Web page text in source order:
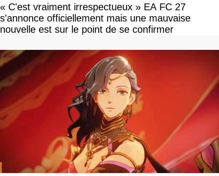
« C'est vraiment irrespectueux » EA FC 27
s'annonce officiellement mais une mauvaise
nouvelle est sur le point de se confirmer